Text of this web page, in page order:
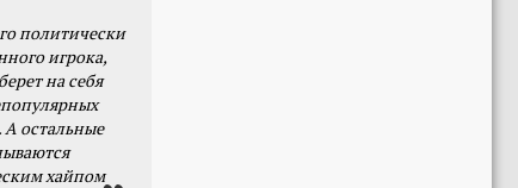
политически
игрока,
на себя
остальные
хайпом